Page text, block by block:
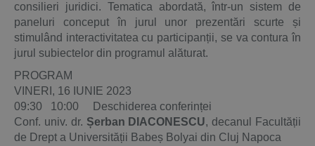
consilieri juridici. Tematica abordată, într-un sistem de
paneluri conceput în jurul unor prezentări scurte și
stimulând interactivitatea cu participanții, se va contura în
jurul subiectelor din programul alăturat.
PROGRAM
VINERI, 16 IUNIE 2023
09:30 10:00 Deschiderea conferinței
Conf. univ. dr. Șerban DIACONESCU, decanul Facultății
de Drept a Universității Babeș Bolyai din Cluj Napoca